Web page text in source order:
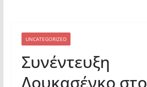
πανικό, πατριωτικό
Ελλάδα
UNCATEGORIZED
Συνέντευξη
Λουκασένκο